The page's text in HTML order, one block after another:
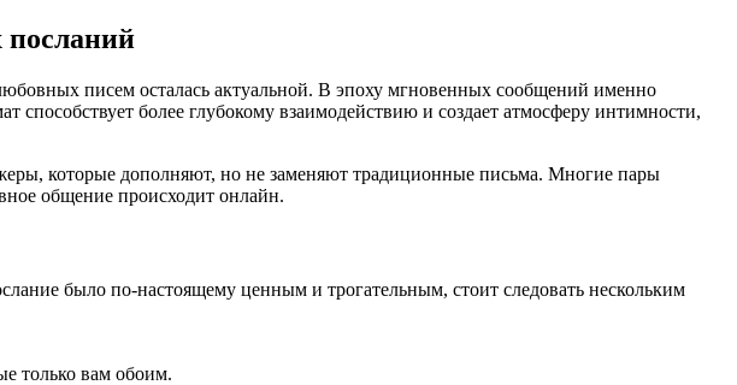
посланий
писем осталась актуальной. В эпоху мгновенных сообщений именно
более глубокому взаимодействию и создает атмосферу интимности,
которые дополняют, но не заменяют традиционные письма. Многие пары
общение происходит онлайн.
было по-настоящему ценным и трогательным, стоит следовать нескольким
только вам обоим.